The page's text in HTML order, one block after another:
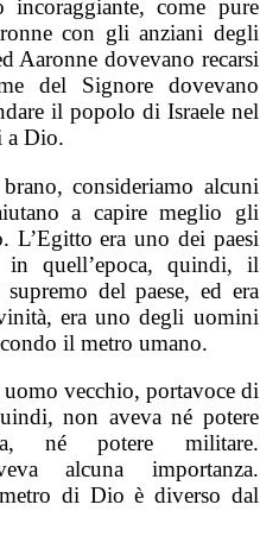
come pure
con gli anziani degli
Aaronne dovevano recarsi
del Signore dovevano
il popolo di Israele nel
a Dio.
consideriamo alcuni
a capire meglio gli
L’Egitto era uno dei paesi
quell’epoca, quindi, il
del paese, ed era
era uno degli uomini
il metro umano.
vecchio, portavoce di
non aveva né potere
né potere militare.
alcuna importanza.
di Dio è diverso dal